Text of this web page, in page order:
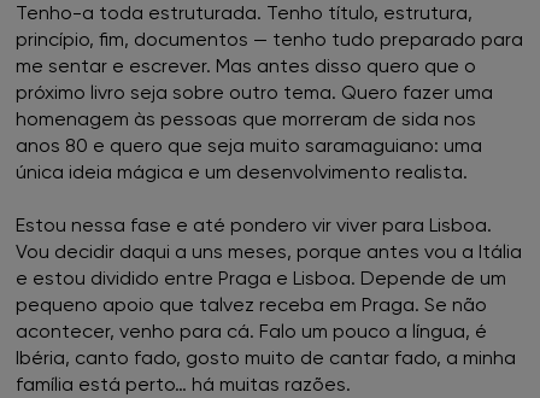
Tenho-a toda estruturada. Tenho título, estrutura,
princípio, fim, documentos — tenho tudo preparado para
me sentar e escrever. Mas antes disso quero que o
próximo livro seja sobre outro tema. Quero fazer uma
homenagem às pessoas que morreram de sida nos
anos 80 e quero que seja muito saramaguiano: uma
única ideia mágica e um desenvolvimento realista.
Estou nessa fase e até pondero vir viver para Lisboa.
Vou decidir daqui a uns meses, porque antes vou a Itália
e estou dividido entre Praga e Lisboa. Depende de um
pequeno apoio que talvez receba em Praga. Se não
acontecer, venho para cá. Falo um pouco a língua, é
Ibéria, canto fado, gosto muito de cantar fado, a minha
família está perto… há muitas razões.